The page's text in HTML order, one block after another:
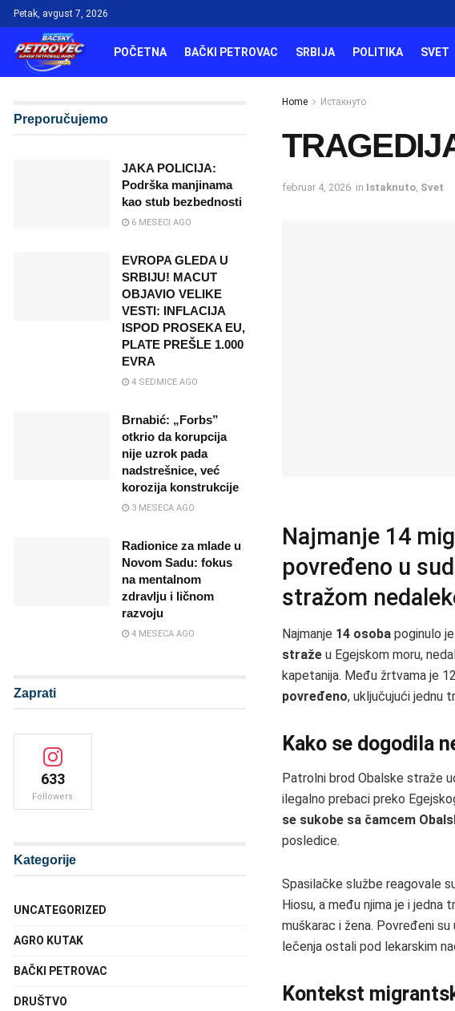
Petak, avgust 7, 2026
POČETNA BAČKI PETROVAC SRBIJA POLITIKA SVET
Home Истакнуто
februar 4, 2026 in Istaknuto Svet
Najmanje 14
povređeno u
stražom
Najmanje 14 osoba poginulo
straže u Egejskom moru,
kapetanija. Među žrtvama je
povređeno, uključujući jednu
Kako se dogodila
Patrolni brod Obalske straže
ilegalno prebaci preko
se sukobe sa čamcem
posledice.
Spasilačke službe reagovale
Hiosu, a među njima je i jedna
muškarac i žena. Povređeni
lečenja ostali pod lekarskim
Kontekst
Preporučujemo
JAKA POLICIJA:
Podrška manjinama
kao stub bezbednosti
6 MESECI AGO
EVROPA GLEDA U
SRBIJU! MACUT
OBJAVIO VELIKE
VESTI: INFLACIJA
ISPOD PROSEKA EU,
PLATE PREŠLE 1.000
EVRA
4 SEDMICE AGO
Brnabić: „Forbs”
otkrio da korupcija
nije uzrok pada
nadstrešnice, već
korozija konstrukcije
3 MESECA AGO
Radionice za mlade u
Novom Sadu: fokus
na mentalnom
zdravlju i ličnom
razvoju
4 MESECA AGO
Zaprati
633
Followers
Kategorije
UNCATEGORIZED
AGRO KUTAK
BAČKI PETROVAC
DRUŠTVO